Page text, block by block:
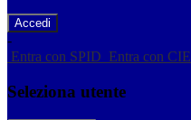
-
Entra con SPID Entra con CIE
Seleziona utente